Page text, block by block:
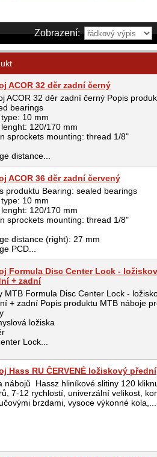
Zobrazení:
ACOR 32 děr zadní černý
ACOR 32 děr zadní černý Popis
bearings
10 mm
120/170 mm
sprockets mounting: thread 1/8"
distance...
ACOR 36 děr zadní červený
produktu Bearing: sealed bearings
10 mm
120/170 mm
sprockets mounting: thread 1/8"
distance (right): 27 mm
PCD...
Formula Disc Center Lock -
+ zadní
MTB Formula Disc Center Lock -
+ zadní Popis produktu MTB náboje
ložiska
Lock...
Hass RU ČERVENÉ ložiskový přední
nábojů Hassz hliníkové slitiny 120
7-12 rychlostí, univerzální velikost,
brzdami, vysoce výkonné kola,...